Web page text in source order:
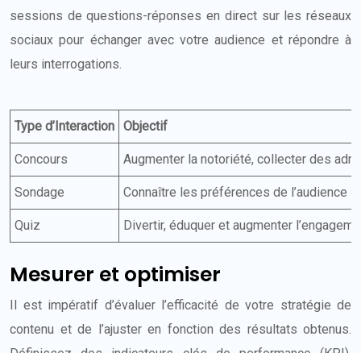
sessions de questions-réponses en direct sur les réseaux
sociaux pour échanger avec votre audience et répondre à
leurs interrogations.
Type d’Interaction Objectif
Concours Augmenter la notoriété, collecter des
Sondage Connaître les préférences de l’audience
Quiz Divertir, éduquer et augmenter
Mesurer et optimiser
Il est impératif d’évaluer l’efficacité de votre stratégie de
contenu et de l’ajuster en fonction des résultats obtenus.